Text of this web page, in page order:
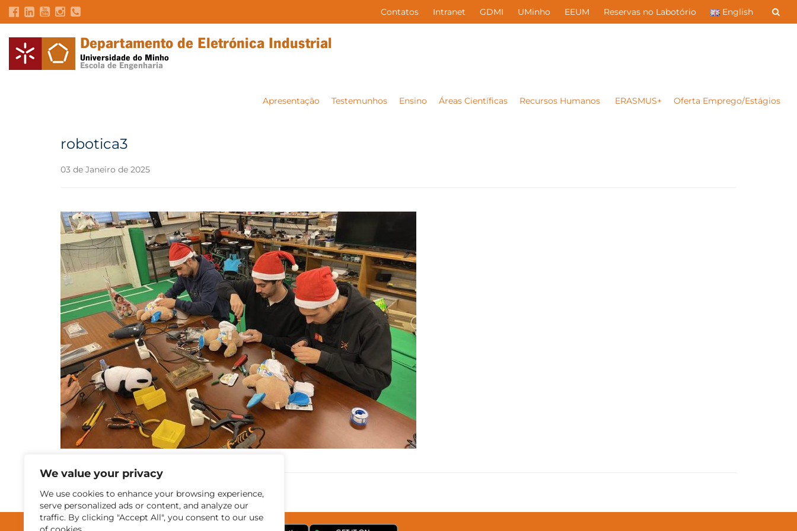
We value your privacy
We use cookies to enhance your browsing experience,
serve personalized ads or content, and analyze our
traffic. By clicking "Accept All", you consent to our use
Contatos Intranet GDMI UMinho EEUM Reservas no Labotório English
Apresentação Testemunhos Ensino Áreas Científicas Recursos Humanos ERASMUS+ Oferta Emprego/Estágios
robotica3
03 de Janeiro de 2025
Outras Notícias